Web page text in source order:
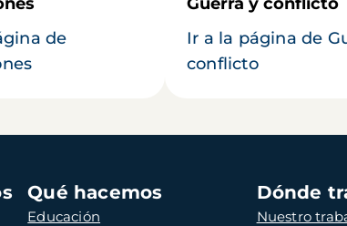
de
Ir a la página de
conflicto
Qué hacemos
Educación
Dónde
Nuestro